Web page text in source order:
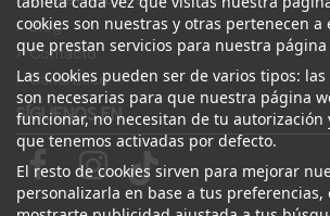
Blog
Contacto
Canal Ético
cookies son nuestras y otras pertenecen a
que prestan servicios para nuestra página
Las cookies pueden ser de varios tipos:
son necesarias para que nuestra página
funcionar, no necesitan de tu autorización
que tenemos activadas por defecto.
El resto de cookies sirven para mejorar
personalizarla en base a tus preferencias,
SÍGUENOS EN